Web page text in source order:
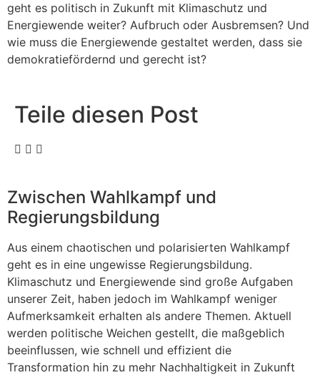
geht es politisch in Zukunft mit Klimaschutz und
Energiewende weiter? Aufbruch oder Ausbremsen? Und
wie muss die Energiewende gestaltet werden, dass sie
demokratiefördernd und gerecht ist?
Teile diesen Post
Zwischen Wahlkampf und
Regierungsbildung
Aus einem chaotischen und polarisierten Wahlkampf
geht es in eine ungewisse Regierungsbildung.
Klimaschutz und Energiewende sind große Aufgaben
unserer Zeit, haben jedoch im Wahlkampf weniger
Aufmerksamkeit erhalten als andere Themen. Aktuell
werden politische Weichen gestellt, die maßgeblich
beeinflussen, wie schnell und effizient die
Transformation hin zu mehr Nachhaltigkeit in Zukunft